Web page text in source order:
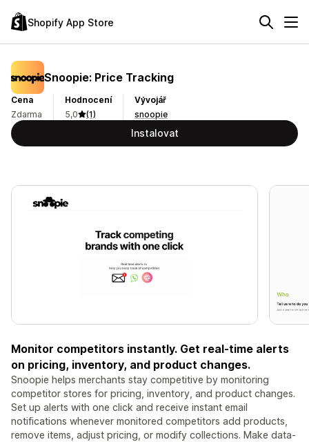
Shopify App Store
Snoopie: Price Tracking
Cena
Zdarma
Hodnocení
5,0
(1)
Vývojář
snoopie
Instalovat
Monitor competitors instantly. Get real-time alerts
on pricing, inventory, and product changes.
Snoopie helps merchants stay competitive by monitoring
competitor stores for pricing, inventory, and product changes.
Set up alerts with one click and receive instant email
notifications whenever monitored competitors add products,
remove items, adjust pricing, or modify collections. Make data-